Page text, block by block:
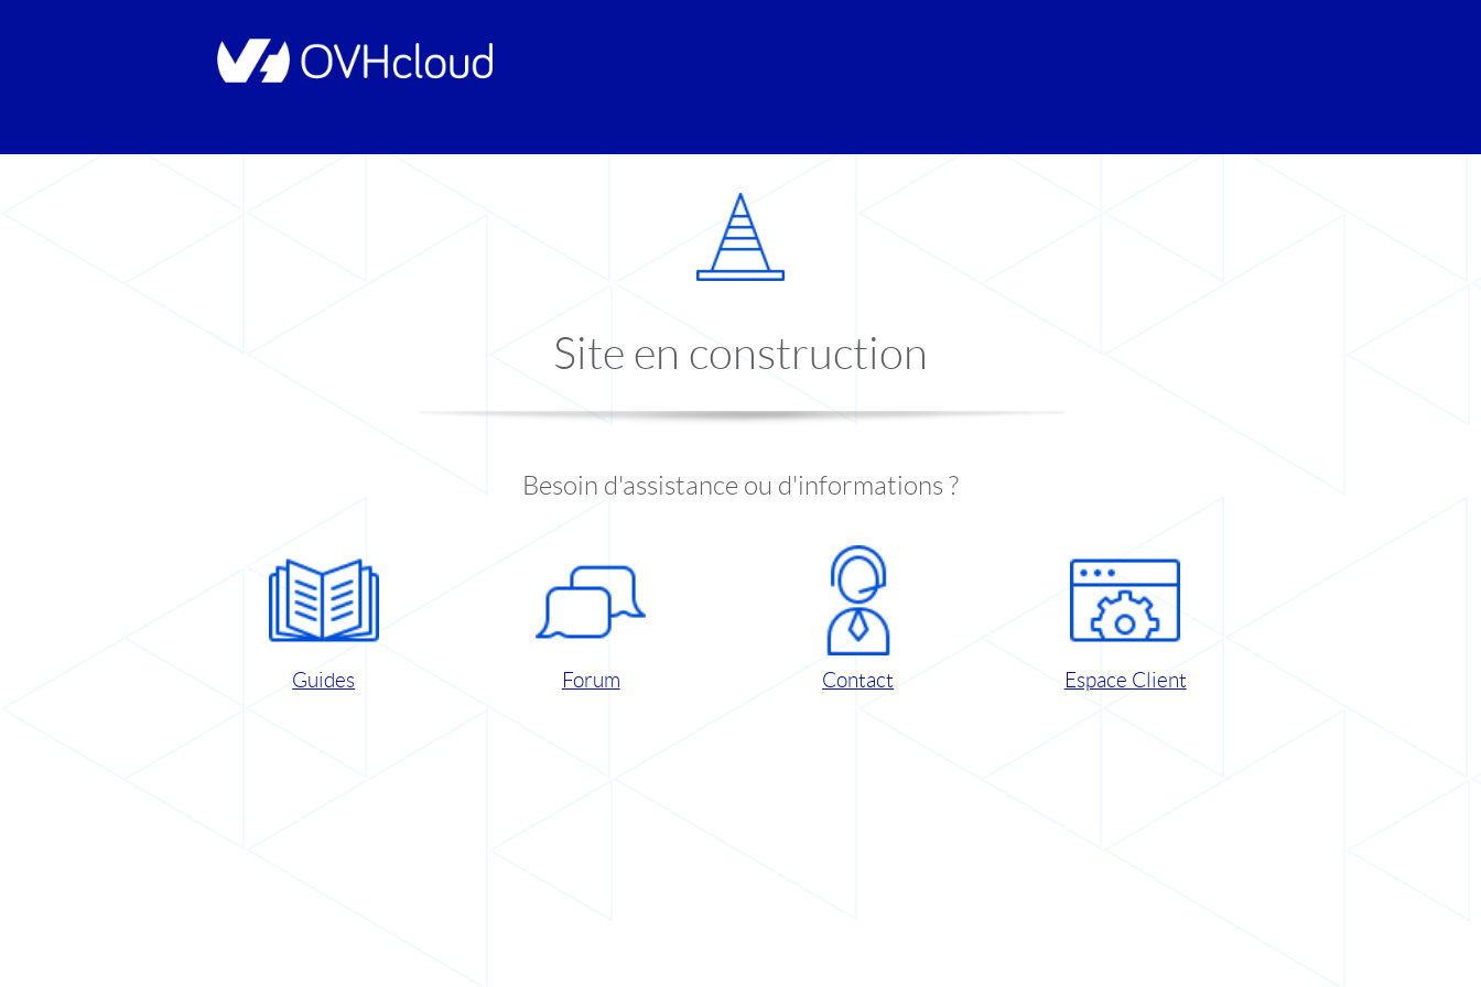
Site en construction
Besoin d'assistance ou d'informations ?
Guides Forum Contact Espace Client